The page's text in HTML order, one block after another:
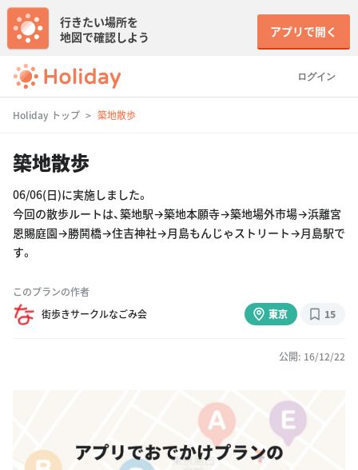
ログイン
行きたい場所を
地図で確認しよう
アプリで開く
Holiday トップ 築地散歩
築地散歩
06/06(日)に実施しました。
今回の散歩ルートは、築地駅→築地本願寺→築地場外市場→浜離宮
恩賜庭園→勝鬨橋→住吉神社→月島もんじゃストリート→月島駅で
す。
このプランの作者
街歩きサークルなごみ会
東京 15
公開: 16/12/22